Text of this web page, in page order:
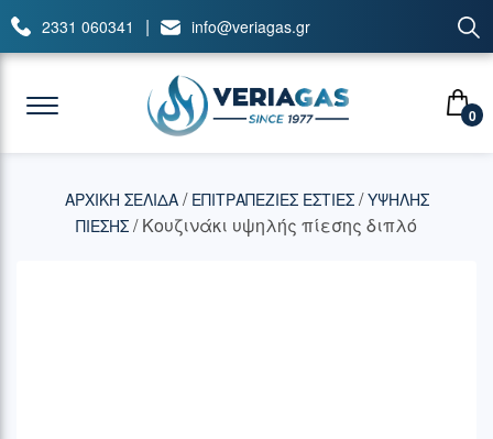
2331 060341 | info@veriagas.gr
0
ΑΡΧΙΚΉ ΣΕΛΊΔΑ/ ΕΠΙΤΡΑΠΕΖΙΕΣ ΕΣΤΙΕΣ/ΥΨΗΛΗΣ
ΠΙΕΣΗΣ / Κουζινάκι υψηλής πίεσης διπλό